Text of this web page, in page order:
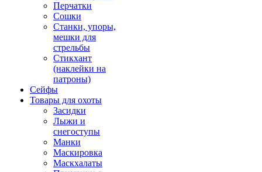
Перчатки
Сошки
Станки, упоры,
мешки для
стрельбы
Стикхант
(наклейки на
патроны)
Сейфы
Товары для охоты
Засидки
Лыжи и
снегоступы
Манки
Маскировка
Маскхалаты